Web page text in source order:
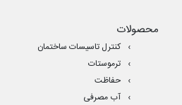
محصولات
کنترل تاسیسات ساختمان
ترموستات
حفاظت
آب مصرفی